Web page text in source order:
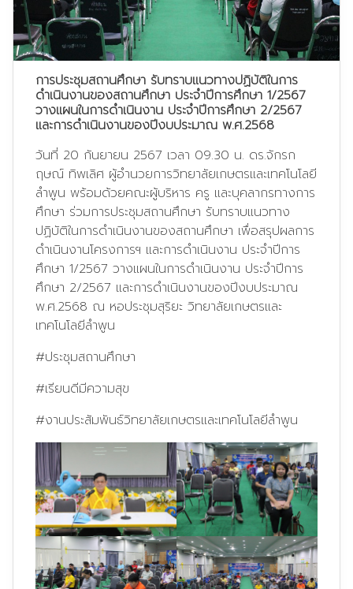
การประชุมสถานศึกษา รับทราบแนวทางปฏิบัติในการ
ดำเนินงานของสถานศึกษา ประจำปีการศึกษา 1/2567
วางแผนในการดำเนินงาน ประจำปีการศึกษา 2/2567
และการดำเนินงานของปีงบประมาณ พ.ศ.2568
วันที่ 20 กันยายน 2567 เวลา 09.30 น. ดร.จักรก
ฤษณ์ ทิพเลิศ ผู้อำนวยการวิทยาลัยเกษตรและเทคโนโลยี
ลำพูน พร้อมด้วยคณะผู้บริหาร ครู และบุคลากรทางการ
ศึกษา ร่วมการประชุมสถานศึกษา รับทราบแนวทาง
ปฏิบัติในการดำเนินงานของสถานศึกษา เพื่อสรุปผลการ
ดำเนินงานโครงการฯ และการดำเนินงาน ประจำปีการ
ศึกษา 1/2567 วางแผนในการดำเนินงาน ประจำปีการ
ศึกษา 2/2567 และการดำเนินงานของปีงบประมาณ
พ.ศ.2568 ณ หอประชุมสุริยะ วิทยาลัยเกษตรและ
เทคโนโลยีลำพูน
#ประชุมสถานศึกษา
#เรียนดีมีความสุข
#งานประสัมพันธ์วิทยาลัยเกษตรและเทคโนโลยีลำพูน